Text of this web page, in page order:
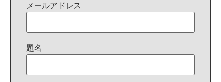
メールアドレス
題名